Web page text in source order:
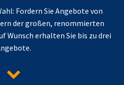
Fordern Sie Angebote von
der großen, renommierten
Wunsch erhalten Sie bis zu drei